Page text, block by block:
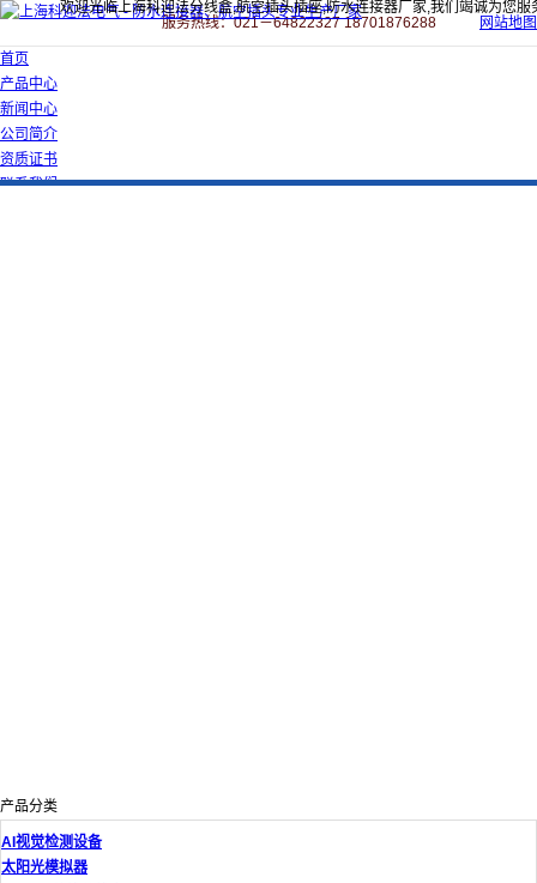
欢迎光临上海科迎法分线盒,航空插头插座,防水连接器厂家,我们竭诚为您服
服务热线：021－64822327 18701876288
网站地图
首页
产品中心
新闻中心
公司简介
资质证书
联系我们
产品分类
AI视觉检测设备
太阳光模拟器